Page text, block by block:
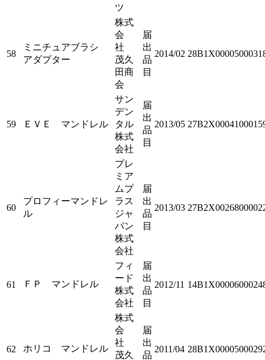
ツ
58
ミニチュアブラシ
アダプター
株式
会
社
茂久
田商
会
届
出
品
目
2014/02
59 ＥＶＥ マンドレル
サン
デン
タル
株式
会社
届
出
品
目
2013/05
60
プロフィーマンドレ
ル
プレ
ミア
ムプ
ラス
ジャ
パン
株式
会社
届
出
品
目
2013/03
61 ＦＰ マンドレル
フィ
ード
株式
会社
届
出
品
目
2012/11
62 ホリコ マンドレル
株式
会
社
茂久
届
出
品
2011/04